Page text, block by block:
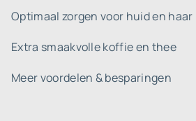
Optimaal zorgen voor huid en haar
Extra smaakvolle koffie en thee
Meer voordelen & besparingen